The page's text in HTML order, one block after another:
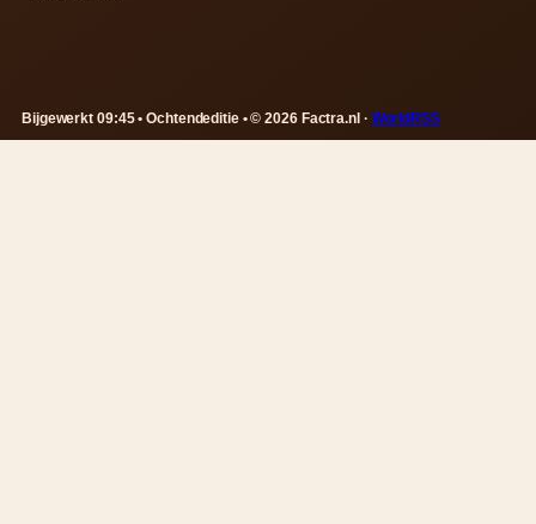
Bijgewerkt 09:45 • Ochtendeditie • © 2026 Factra.nl · WorldRSS